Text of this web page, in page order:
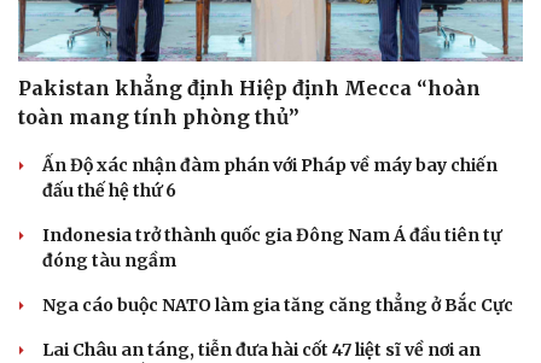
Doanh nghiệp
Doanh nghiệp 24h
Doanh nhân
Công nghệ
Tin Công nghệ
Chuyển đổi số
Pakistan khẳng định Hiệp định Mecca “hoàn
toàn mang tính phòng thủ”
Ấn Độ xác nhận đàm phán với Pháp về máy bay chiến
đấu thế hệ thứ 6
Indonesia trở thành quốc gia Đông Nam Á đầu tiên tự
đóng tàu ngầm
Nga cáo buộc NATO làm gia tăng căng thẳng ở Bắc Cực
Lai Châu an táng, tiễn đưa hài cốt 47 liệt sĩ về nơi an